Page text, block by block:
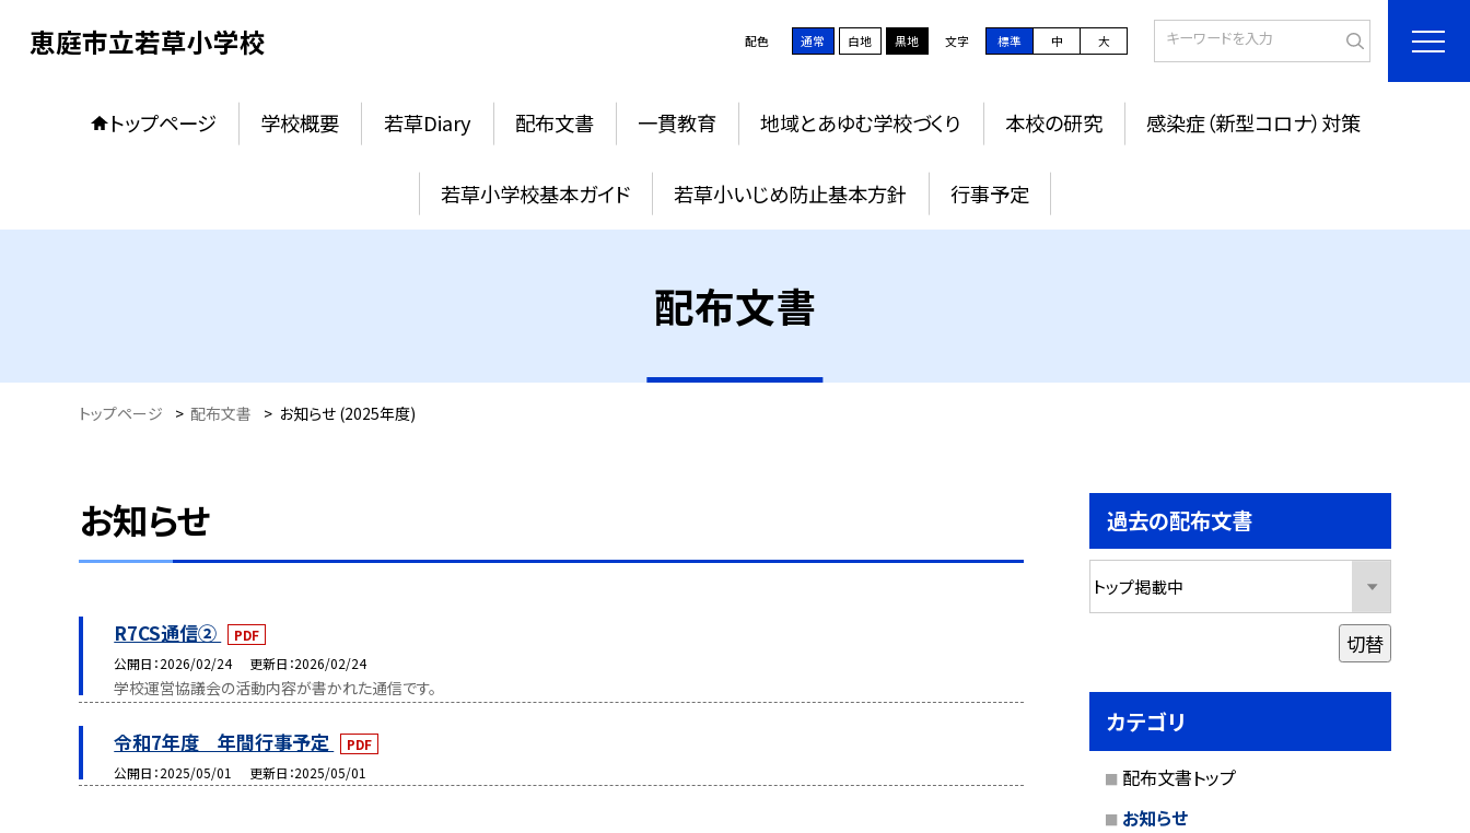
恵庭市立若草小学校 配色 通常 白地 黒地 文字 標準 中 大
トップページ 学校概要 若草Diary 配布文書 一貫教育 地域とあゆむ学校づくり 本校の研究 感染症（新型コロナ）対策
若草小学校基本ガイド 若草小いじめ防止基本方針 行事予定
配布文書
トップページ > 配布文書 > お知らせ (2025年度)
お知らせ
R7CS通信②
PDF
公開日 2026/02/24 更新日 2026/02/24
学校運営協議会の活動内容が書かれた通信です。
令和7年度 年間行事予定
PDF
公開日 2025/05/01 更新日 2025/05/01
過去の配布文書
切替
カテゴリ
配布文書トップ
お知らせ